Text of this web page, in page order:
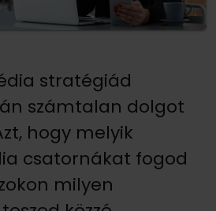
stratégiád
számtalan dolgot
hogy melyik
csatornákat fogod
milyen